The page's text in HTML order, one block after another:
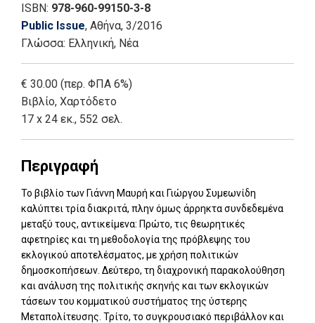
ISBN: 978-960-99150-3-8
Public Issue, Αθήνα, 3/2016
Γλώσσα: Ελληνική, Νέα
€ 30.00 (περ. ΦΠΑ 6%)
Βιβλίο, Χαρτόδετο
17 x 24 εκ., 552 σελ.
Περιγραφή
Το βιβλίο των Γιάννη Μαυρή και Γιώργου Συμεωνίδη
καλύπτει τρία διακριτά, πλην όμως άρρηκτα συνδεδεμένα
μεταξύ τους, αντικείμενα: Πρώτο, τις θεωρητικές
αφετηρίες και τη μεθοδολογία της πρόβλεψης του
εκλογικού αποτελέσματος, με χρήση πολιτικών
δημοσκοπήσεων. Δεύτερο, τη διαχρονική παρακολούθηση
και ανάλυση της πολιτικής σκηνής και των εκλογικών
τάσεων του κομματικού συστήματος της ύστερης
Μεταπολίτευσης. Τρίτο, το συγκρουσιακό περιβάλλον και